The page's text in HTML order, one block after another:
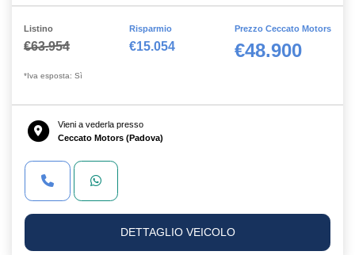
Listino
€63.954
Risparmio
€15.054
Prezzo Ceccato Motors
€48.900
*Iva esposta: Sì
Vieni a vederla presso
Ceccato Motors (Padova)
DETTAGLIO VEICOLO